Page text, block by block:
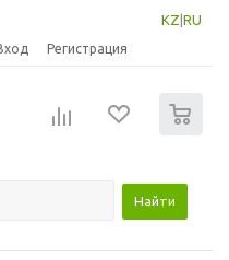
KZ RU
Регистрация
Найти